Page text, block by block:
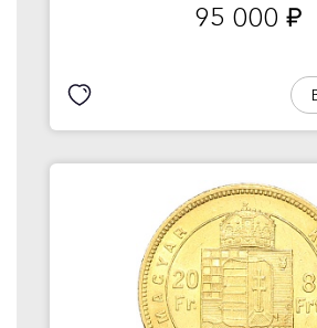
95 000 руб.